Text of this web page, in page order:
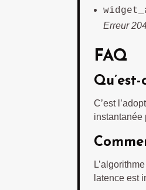
Erreur
FAQ
C’est
instantanée
latence est